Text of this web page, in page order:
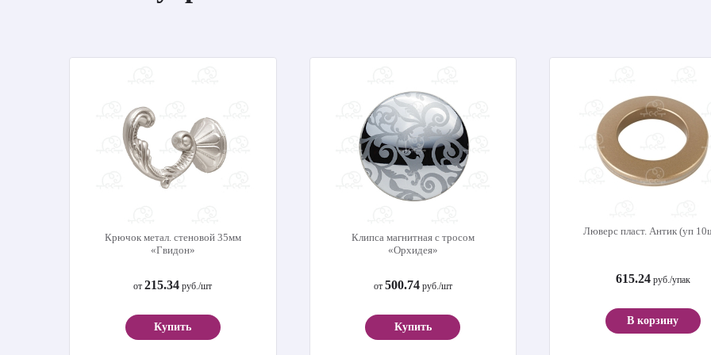
Крючок метал. стеновой 35мм
«Гвидон»
от215.34 руб./шт
Купить
Клипса магнитная с тросом
«Орхидея»
от 500.74руб./шт
Купить
Люверс пласт. Антик (уп
615.24руб./упак
В корзину